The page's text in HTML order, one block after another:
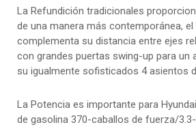
La Refundición tradicionales
de una manera más contemporánea, el
complementa su distancia entre ejes
con grandes puertas swing-up para un
su igualmente sofisticados 4 asientos
La Potencia es importante para
de gasolina 370-caballos de fuerza/